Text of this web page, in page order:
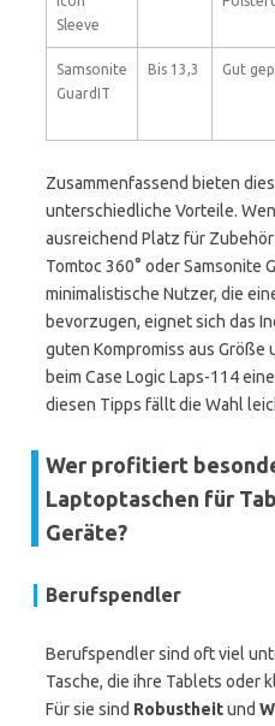
Sleeve
Samsonite
GuardIT
Bis 13,3 Gut
Zusammenfassend bieten
unterschiedliche Vorteile.
ausreichend Platz für
Tomtoc 360° oder Samsonite
minimalistische Nutzer, die
bevorzugen, eignet sich das
guten Kompromiss aus
beim Case Logic Laps-114
diesen Tipps fällt die Wahl
Wer profitiert
Laptoptaschen für
Geräte?
Berufspendler
Berufspendler sind oft viel
Tasche, die ihre Tablets oder
Für sie sind Robustheitund